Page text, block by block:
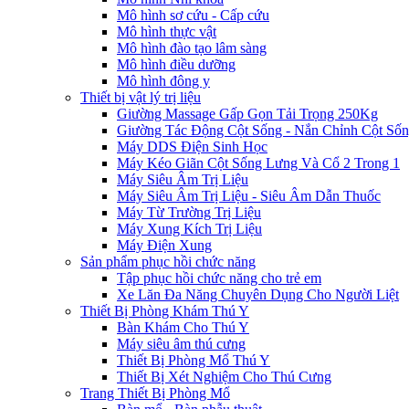
Mô hình sơ cứu - Cấp cứu
Mô hình thực vật
Mô hình đào tạo lâm sàng
Mô hình điều dưỡng
Mô hình đông y
Thiết bị vật lý trị liệu
Giường Massage Gấp Gọn Tải Trọng 250Kg
Giường Tác Động Cột Sống - Nắn Chỉnh Cột
Máy DDS Điện Sinh Học
Máy Kéo Giãn Cột Sống Lưng Và Cổ 2 Trong 1
Máy Siêu Âm Trị Liệu
Máy Siêu Âm Trị Liệu - Siêu Âm Dẫn Thuốc
Máy Từ Trường Trị Liệu
Máy Xung Kích Trị Liệu
Máy Điện Xung
Sản phẩm phục hồi chức năng
Tập phục hồi chức năng cho trẻ em
Xe Lăn Đa Năng Chuyên Dụng Cho Người Liệt
Thiết Bị Phòng Khám Thú Y
Bàn Khám Cho Thú Y
Máy siêu âm thú cưng
Thiết Bị Phòng Mổ Thú Y
Thiết Bị Xét Nghiệm Cho Thú Cưng
Trang Thiết Bị Phòng Mổ